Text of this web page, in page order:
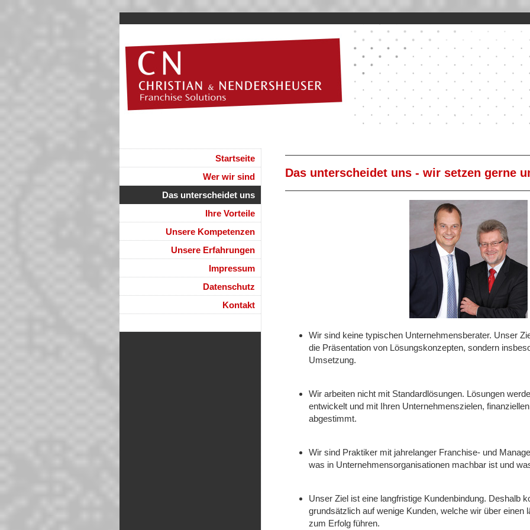
Das unterscheidet uns - wir setzen gerne
Wir sind keine typischen Unternehmensberater. Unser
die Präsentation von Lösungskonzepten, sondern
Umsetzung.
Wir arbeiten nicht mit Standardlösungen. Lösungen
entwickelt und mit Ihren Unternehmenszielen,
abgestimmt.
Wir sind Praktiker mit jahrelanger Franchise- und
was in Unternehmensorganisationen machbar ist und
Unser Ziel ist eine langfristige Kundenbindung. Deshalb
grundsätzlich auf wenige Kunden, welche wir über einen
zum Erfolg führen.
Startseite
Wer wir sind
Das unterscheidet uns
Ihre Vorteile
Unsere Kompetenzen
Unsere Erfahrungen
Impressum
Datenschutz
Kontakt